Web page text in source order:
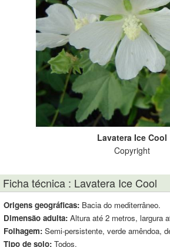
Lavatera Ice Cool
Copyright
Ficha técnica : Lavatera Ice Cool
Origens geográficas: Bacia do mediterrâneo.
Dimensão adulta: Altura até 2 metros, largura
Folhagem: Semi-persistente, verde amêndoa,
Tipo de solo: Todos.